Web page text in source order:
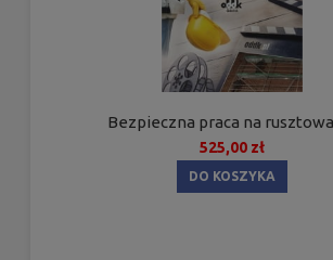
Bezpieczna praca na
525,00 zł
DO KOSZYKA